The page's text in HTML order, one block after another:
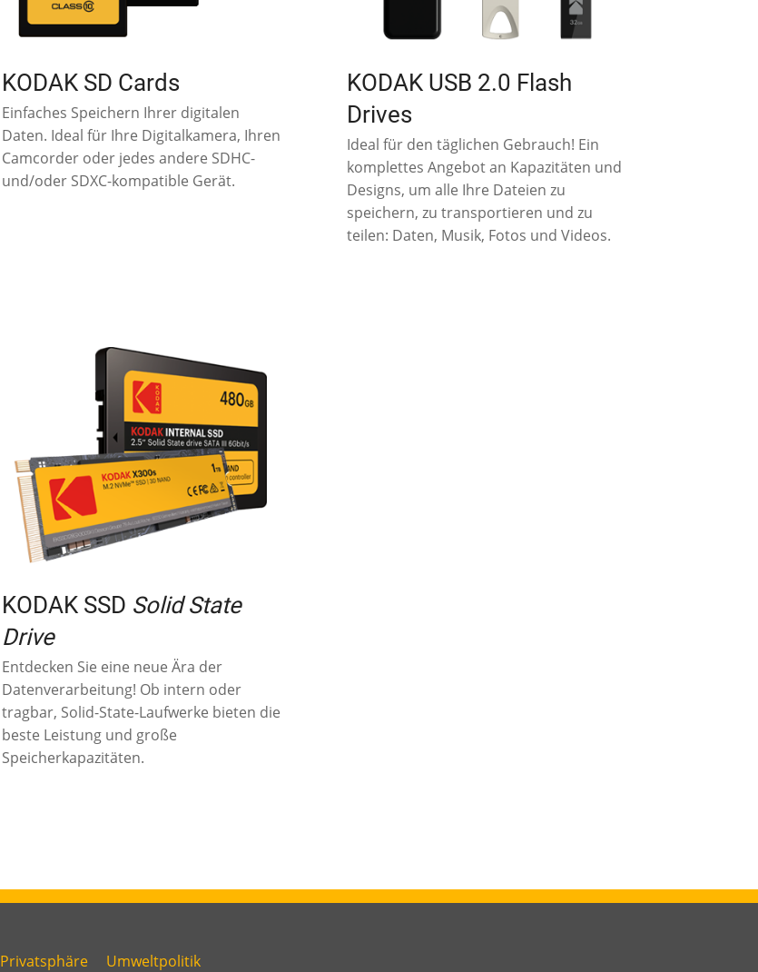
KODAK SD Cards
Einfaches Speichern Ihrer digitalen
Daten. Ideal für Ihre Digitalkamera, Ihren
Camcorder oder jedes andere SDHC-
und/oder SDXC-kompatible Gerät.
KODAK USB 2.0 Flash
Drives
Ideal für den täglichen Gebrauch! Ein
komplettes Angebot an Kapazitäten und
Designs, um alle Ihre Dateien zu
speichern, zu transportieren und zu
teilen: Daten, Musik, Fotos und Videos.
KODAK SSD Solid State
Drive
Entdecken Sie eine neue Ära der
Datenverarbeitung! Ob intern oder
tragbar, Solid-State-Laufwerke bieten die
beste Leistung und große
Speicherkapazitäten.
Privatsphäre Umweltpolitik